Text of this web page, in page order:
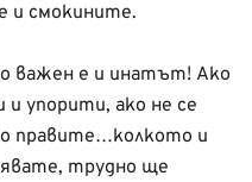
и смокините.
важен е и инатът! Ако
упорити, ако не се
правите…колкото и
трудно ще